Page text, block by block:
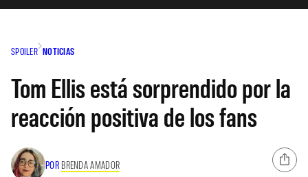
SPOILER NOTICIAS
Tom Ellis está sorprendido por la
reacción positiva de los fans
POR BRENDA AMADOR